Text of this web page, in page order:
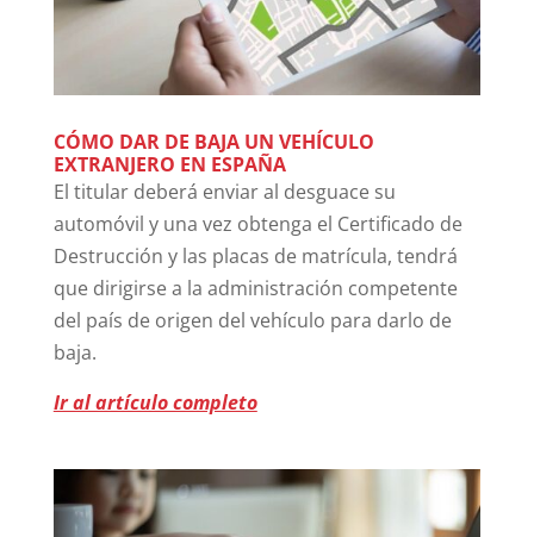
CÓMO DAR DE BAJA UN VEHÍCULO
EXTRANJERO EN ESPAÑA
El titular deberá enviar al desguace su
automóvil y una vez obtenga el Certificado de
Destrucción y las placas de matrícula, tendrá
que dirigirse a la administración competente
del país de origen del vehículo para darlo de
baja.
Ir al artículo completo